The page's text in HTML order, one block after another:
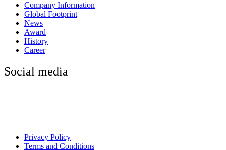
Company Information
Global Footprint
News
Award
History
Career
Social media
Privacy Policy
Terms and Conditions